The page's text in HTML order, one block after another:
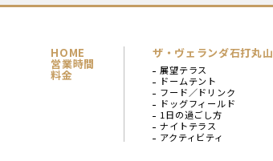
HOME
営業時間
料金
ザ・ヴェランダ石打丸山
展望テラス
ドームテント
フード／ドリンク
ドッグフィールド
1日の過ごし方
ナイトテラス
アクティビティ